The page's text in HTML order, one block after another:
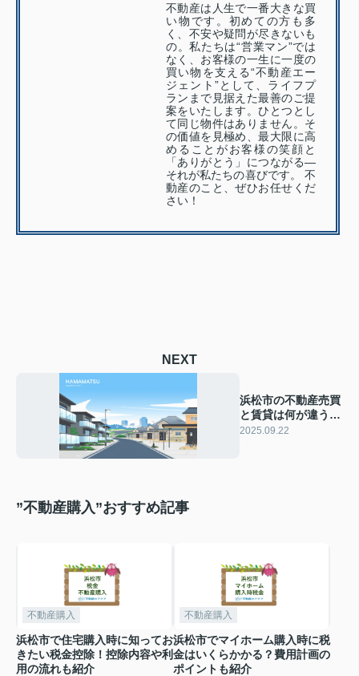
不動産は人生で一番大きな買
い物です。初めての方も多
く、不安や疑問が尽きないも
の。私たちは“営業マン”では
なく、お客様の一生に一度の
買い物を支える“不動産エー
ジェント”として、ライフプ
ランまで見据えた最善のご提
案をいたします。ひとつとし
て同じ物件はありません。そ
の価値を見極め、最大限に高
めることがお客様の笑顔と
「ありがとう」につながる—
それが私たちの喜びです。 不
動産のこと、ぜひお任せくだ
さい！
NEXT
浜松市の不動産売買
と賃貸は何が違う？
売買と賃貸の特徴や
2025.09.22
”不動産購入”おすすめ記事
不動産購入
浜松市で住宅購入時に知ってお
きたい税金控除！控除内容や利
用の流れも紹介
不動産購入
浜松市でマイホーム購入時に税
金はいくらかかる？費用計画の
ポイントも紹介